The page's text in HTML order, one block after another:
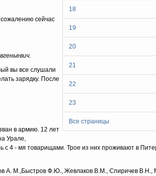
18
19
20
21
22
23
Все страницы
сейчас
вы все слушали
зарядку. После
в армию. 12 лет
Урале,
4 - мя товарищами. Трое из них проживают в
А. М.,Быстров Ф.Ю., Жевлаков В.М., Спиричев В.Н.,